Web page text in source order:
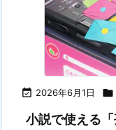
 2026年6月1日 
小説で使える